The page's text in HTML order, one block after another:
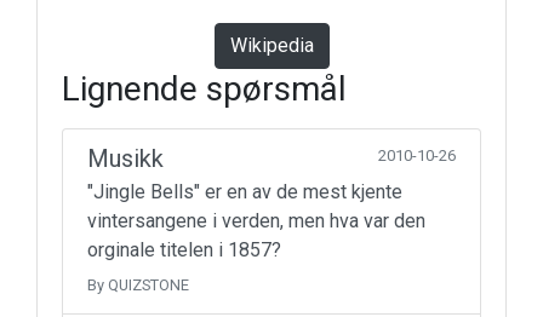
Wikipedia
Lignende spørsmål
Musikk 2010-10-26
"Jingle Bells" er en av de mest kjente
vintersangene i verden, men hva var den
orginale titelen i 1857?
By QUIZSTONE